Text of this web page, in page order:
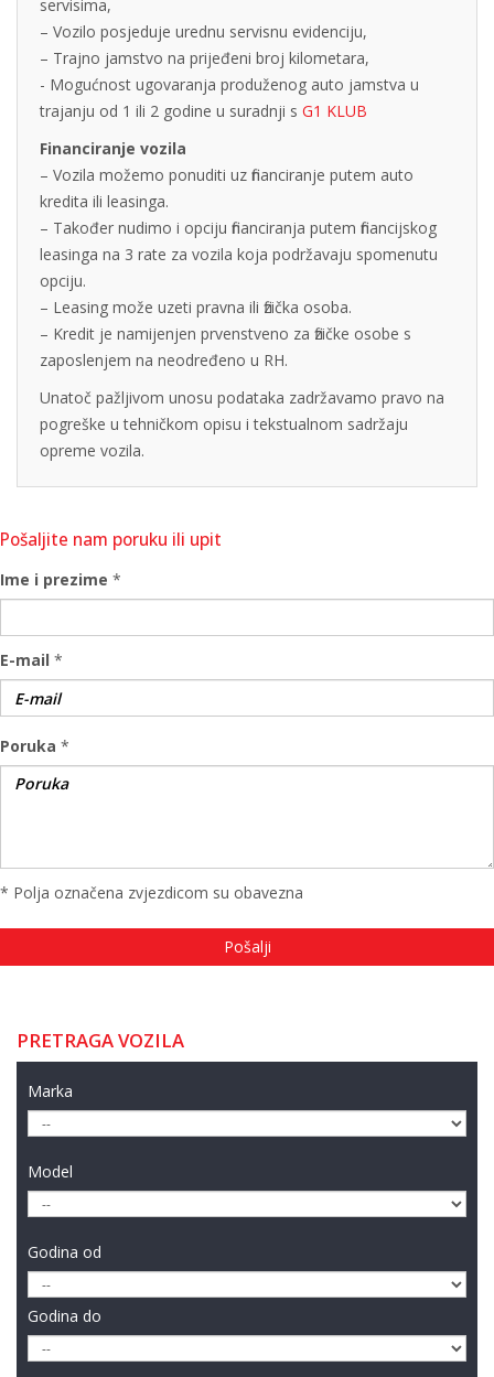
servisima,
– Vozilo posjeduje urednu servisnu evidenciju,
– Trajno jamstvo na prijeđeni broj kilometara,
- Mogućnost ugovaranja produženog auto jamstva u
trajanju od 1 ili 2 godine u suradnji s G1 KLUB
Financiranje vozila
– Vozila možemo ponuditi uz financiranje putem auto
kredita ili leasinga.
– Također nudimo i opciju financiranja putem financijskog
leasinga na 3 rate za vozila koja podržavaju spomenutu
opciju.
– Leasing može uzeti pravna ili fizička osoba.
– Kredit je namijenjen prvenstveno za fizičke osobe s
zaposlenjem na neodređeno u RH.
Unatoč pažljivom unosu podataka zadržavamo pravo na
pogreške u tehničkom opisu i tekstualnom sadržaju
opreme vozila.
Pošaljite nam poruku ili upit
Ime i prezime *
E-mail *
Poruka *
* Polja označena zvjezdicom su obavezna
PRETRAGA VOZILA
Marka
Model
Godina od
Godina do